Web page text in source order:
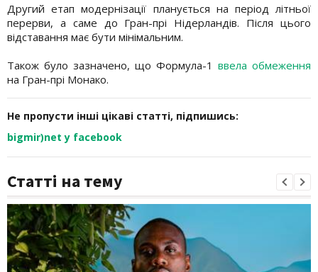
Другий етап модернізації планується на період літньої
перерви, а саме до Гран-прі Нідерландів. Після цього
відставання має бути мінімальним.
Також було зазначено, що Формула-1 ввела обмеження
на Гран-прі Монако.
Не пропусти інші цікаві статті, підпишись:
bigmir)net у facebook
Статті на тему